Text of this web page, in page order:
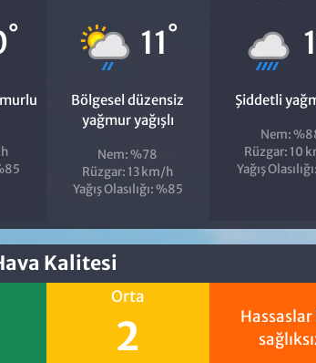
° 11°
Bölgesel düzensiz
yağmur yağışlı
Nem: %78
Rüzgar: 13 km/h
Yağış Olasılığı: %85
Şiddetli
Nem:
Rüzgar: 10
Yağış
Kalitesi
Orta
2